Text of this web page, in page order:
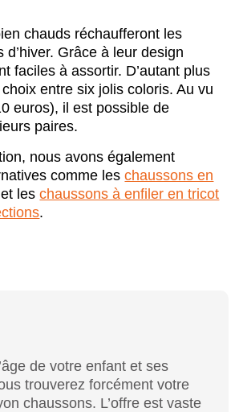
chauds réchaufferont les
d’hiver. Grâce à leur design
faciles à assortir. D’autant plus
entre six jolis coloris. Au vu
euros), il est possible de
paires.
nous avons également
comme leschaussons en
et leschaussons à enfiler en tricot
.
de votre enfant et ses
trouverez forcément votre
chaussons. L’offre est vaste